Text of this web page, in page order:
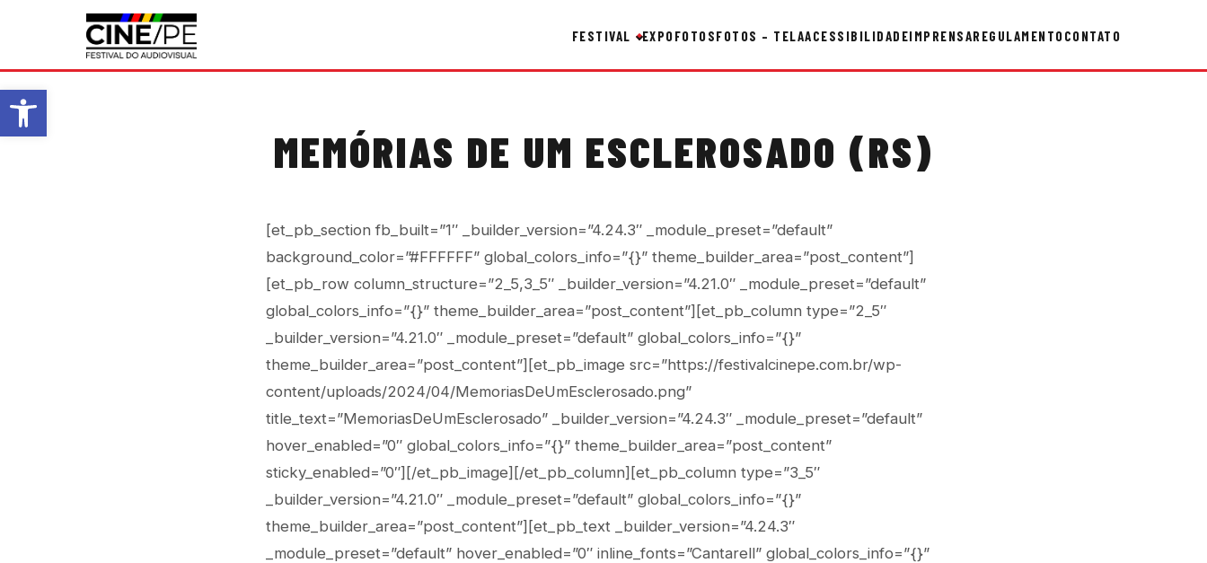
Abrir a barra de ferramentas
FESTIVAL EXPOFOTOSFOTOS – TELAACESSIBILIDADEIMPRENSAREGULAMENTOCONTATO
MEMÓRIAS DE UM ESCLEROSADO (RS)
[et_pb_section fb_built=”1″ _builder_version=”4.24.3″ _module_preset=”default”
background_color=”#FFFFFF” global_colors_info=”{}” theme_builder_area=”post_content”]
[et_pb_row column_structure=”2_5,3_5″ _builder_version=”4.21.0″ _module_preset=”default”
global_colors_info=”{}” theme_builder_area=”post_content”][et_pb_column type=”2_5″
_builder_version=”4.21.0″ _module_preset=”default” global_colors_info=”{}”
theme_builder_area=”post_content”][et_pb_image src=”https://festivalcinepe.com.br/wp-
content/uploads/2024/04/MemoriasDeUmEsclerosado.png”
title_text=”MemoriasDeUmEsclerosado” _builder_version=”4.24.3″ _module_preset=”default”
hover_enabled=”0″ global_colors_info=”{}” theme_builder_area=”post_content”
sticky_enabled=”0″][/et_pb_image][/et_pb_column][et_pb_column type=”3_5″
_builder_version=”4.21.0″ _module_preset=”default” global_colors_info=”{}”
theme_builder_area=”post_content”][et_pb_text _builder_version=”4.24.3″
_module_preset=”default” hover_enabled=”0″ inline_fonts=”Cantarell” global_colors_info=”{}”